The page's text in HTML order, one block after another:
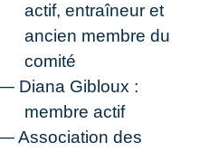
actif, entraîneur et
ancien membre du
comité
Diana Gibloux :
membre actif
Association des